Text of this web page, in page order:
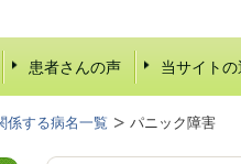
患者さんの声 当サイト
係する病名一覧 パニック障害